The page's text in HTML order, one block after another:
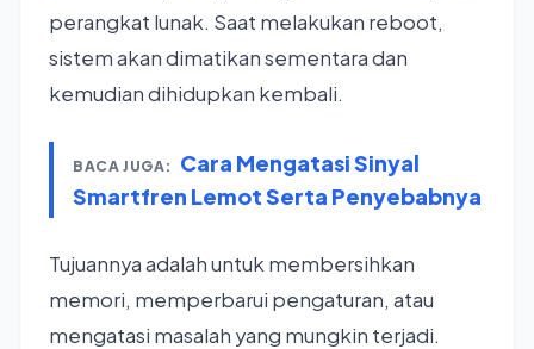
perangkat lunak. Saat melakukan reboot,
sistem akan dimatikan sementara dan
kemudian dihidupkan kembali.
BACA JUGA:
Cara Mengatasi Sinyal
Smartfren Lemot Serta Penyebabnya
Tujuannya adalah untuk membersihkan
memori, memperbarui pengaturan, atau
mengatasi masalah yang mungkin terjadi.